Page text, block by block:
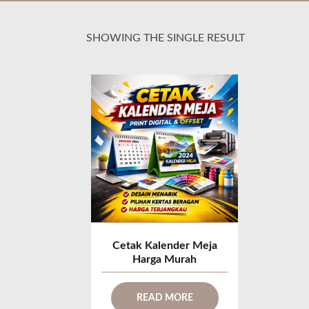
SHOWING THE SINGLE RESULT
Cetak Kalender Meja
Harga Murah
READ MORE